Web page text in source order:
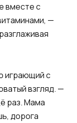
вместе с
—
играющий с
взгляд. —
раз. Мама
дорога